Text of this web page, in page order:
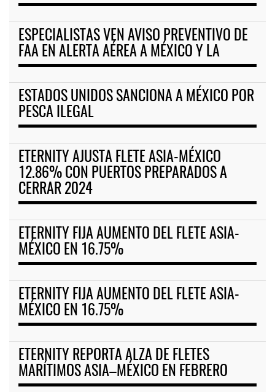
ESPECIALISTAS VEN AVISO PREVENTIVO DE
FAA EN ALERTA AÉREA A MÉXICO Y LA
ESTADOS UNIDOS SANCIONA A MÉXICO POR
PESCA ILEGAL
ETERNITY AJUSTA FLETE ASIA-MÉXICO
12.86% CON PUERTOS PREPARADOS A
CERRAR 2024
ETERNITY FIJA AUMENTO DEL FLETE ASIA-
MÉXICO EN 16.75%
ETERNITY FIJA AUMENTO DEL FLETE ASIA-
MÉXICO EN 16.75%
ETERNITY REPORTA ALZA DE FLETES
MARÍTIMOS ASIA–MÉXICO EN FEBRERO